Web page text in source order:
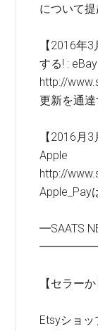
について
【2016年
する! : eBay
http://
更新を通
【2016月
Apple
http://
Apple_Pay
━SAATS
【セラー
Etsyショ